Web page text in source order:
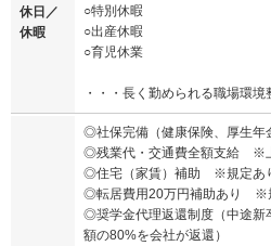
休日／
休暇
○特別休暇
○出産休暇
○育児休業
・・・長く勤められる職場環境
◎社保完備（健康保険、厚生年
◎残業代・交通費全額支給 ※
◎住宅（家賃）補助 ※規定あ
◎転居費用20万円補助あり ※
◎奨学金代理返還制度（中途新
額の80%を会社が返還）